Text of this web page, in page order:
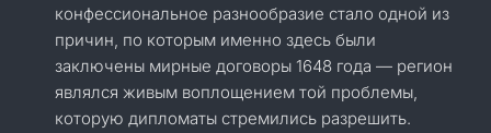
конфессиональное разнообразие стало одной из
причин, по которым именно здесь были
заключены мирные договоры 1648 года — регион
являлся живым воплощением той проблемы,
которую дипломаты стремились разрешить.